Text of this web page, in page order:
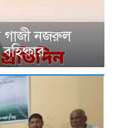
গাজী নজরুল